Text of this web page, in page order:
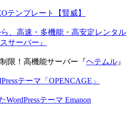
テンプレート【賢威】
ら、高速・多機能・高安定レンタル
サーバー』
限！高機能サーバー『ヘテムル 』
テーマ「OPENCAGE」
WordPressテーマ Emanon